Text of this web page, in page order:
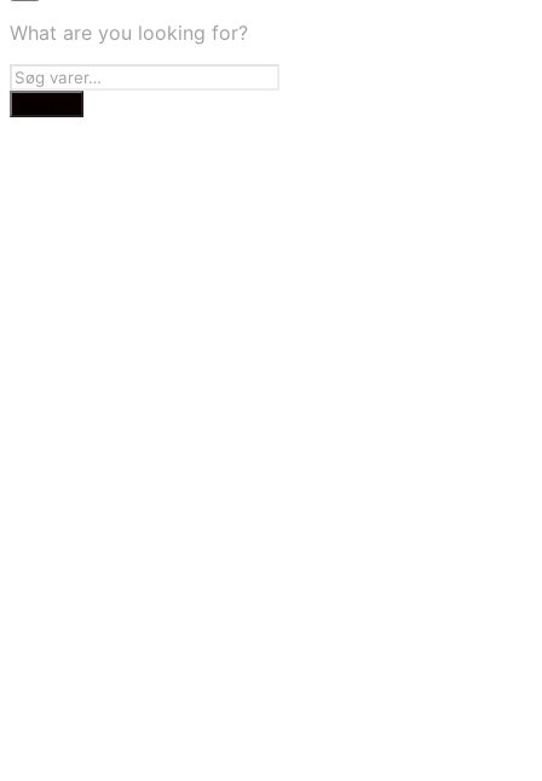
What are you looking for?